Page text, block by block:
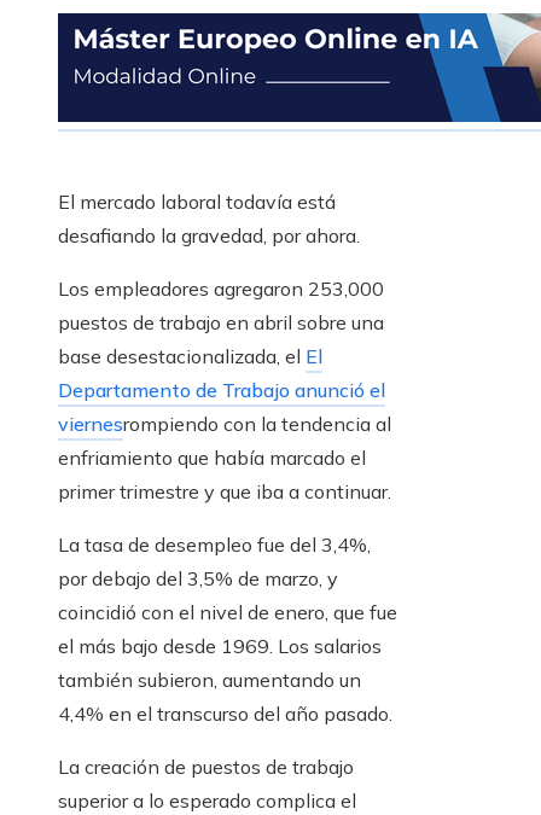
El mercado laboral todavía está
desafiando la gravedad, por ahora.
Los empleadores agregaron 253,000
puestos de trabajo en abril sobre una
base desestacionalizada, el El
Departamento de Trabajo anunció el
viernesrompiendo con la tendencia al
enfriamiento que había marcado el
primer trimestre y que iba a continuar.
La tasa de desempleo fue del 3,4%,
por debajo del 3,5% de marzo, y
coincidió con el nivel de enero, que fue
el más bajo desde 1969. Los salarios
también subieron, aumentando un
4,4% en el transcurso del año pasado.
La creación de puestos de trabajo
superior a lo esperado complica el